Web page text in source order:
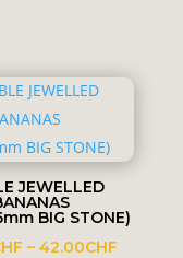
JEWELLED
BIG STONE)
–42.00CHF